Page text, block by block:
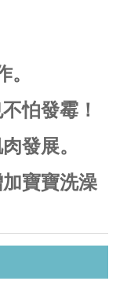
。
怕發霉！
發展。
寶寶洗澡